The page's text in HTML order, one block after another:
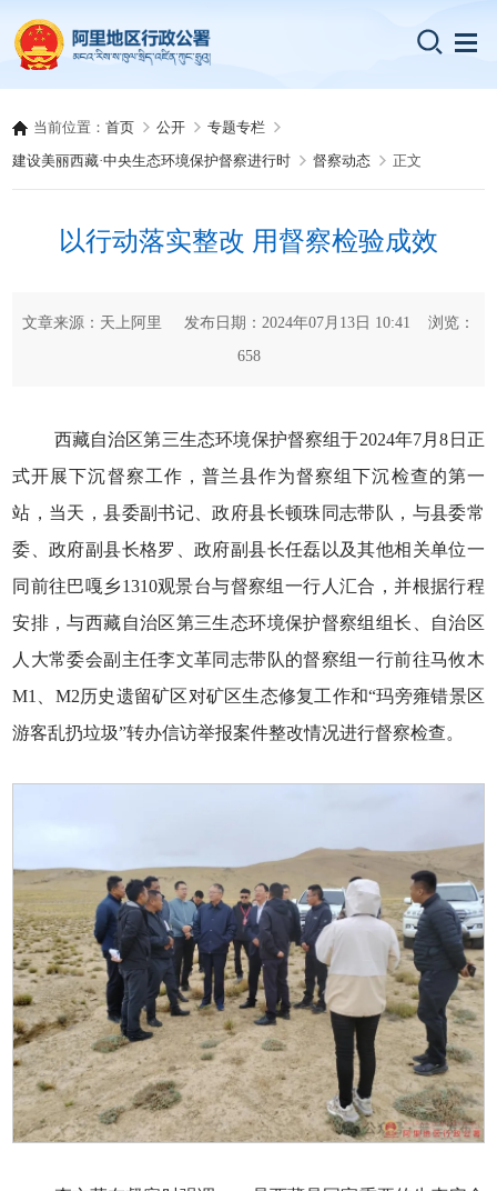
当前位置：首页 公开
专题专栏
建设美丽西藏·中央生态环境保护督察进行时
督察动态 正文
以行动落实整改 用督察检验成效
文章来源：天上阿里 发布日期：2024年07月13日 10:41 浏览：
658
西藏自治区第三生态环境保护督察组于2024年7月8日正
式开展下沉督察工作，普兰县作为督察组下沉检查的第一
站，当天，县委副书记、政府县长顿珠同志带队，与县委常
委、政府副县长格罗、政府副县长任磊以及其他相关单位一
同前往巴嘎乡1310观景台与督察组一行人汇合，并根据行程
安排，与西藏自治区第三生态环境保护督察组组长、自治区
人大常委会副主任李文革同志带队的督察组一行前往马攸木
M1、M2历史遗留矿区对矿区生态修复工作和“玛旁雍错景区
游客乱扔垃圾”转办信访举报案件整改情况进行督察检查。